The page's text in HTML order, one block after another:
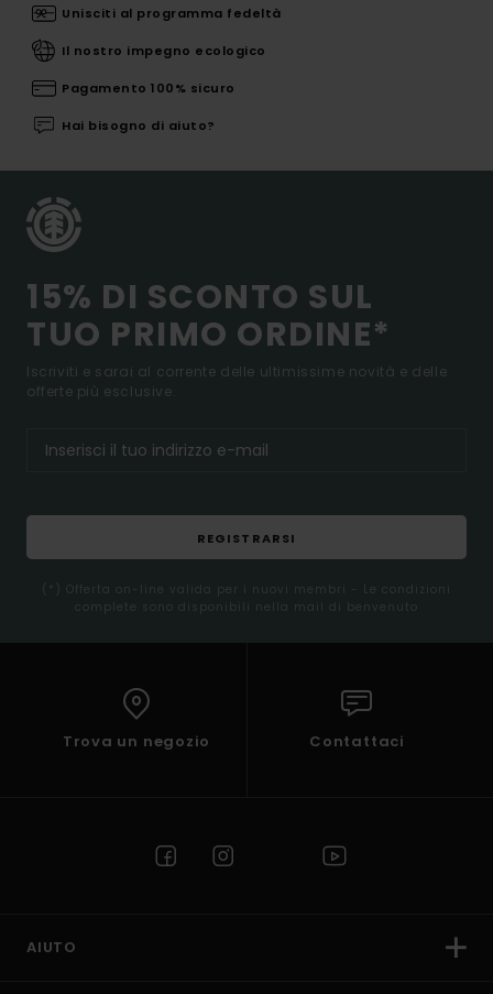
Unisciti al programma fedeltà
Il nostro impegno ecologico
Pagamento 100% sicuro
Hai bisogno di aiuto?
15% DI SCONTO SUL
TUO PRIMO ORDINE*
Iscriviti e sarai al corrente delle ultimissime novità e delle
offerte più esclusive.
REGISTRARSI
(*) Offerta on-line valida per i nuovi membri - Le condizioni
complete sono disponibili nella mail di benvenuto
Trova un negozio Contattaci
AIUTO